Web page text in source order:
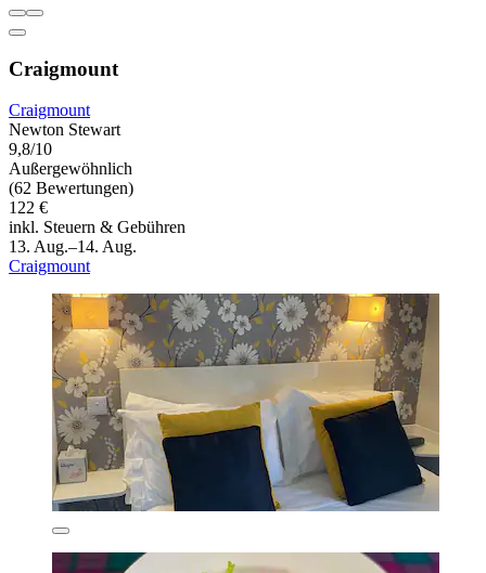
Craigmount
Craigmount
Newton Stewart
9,8/10
Außergewöhnlich
(62 Bewertungen)
122 €
inkl. Steuern & Gebühren
13. Aug.–14. Aug.
Craigmount